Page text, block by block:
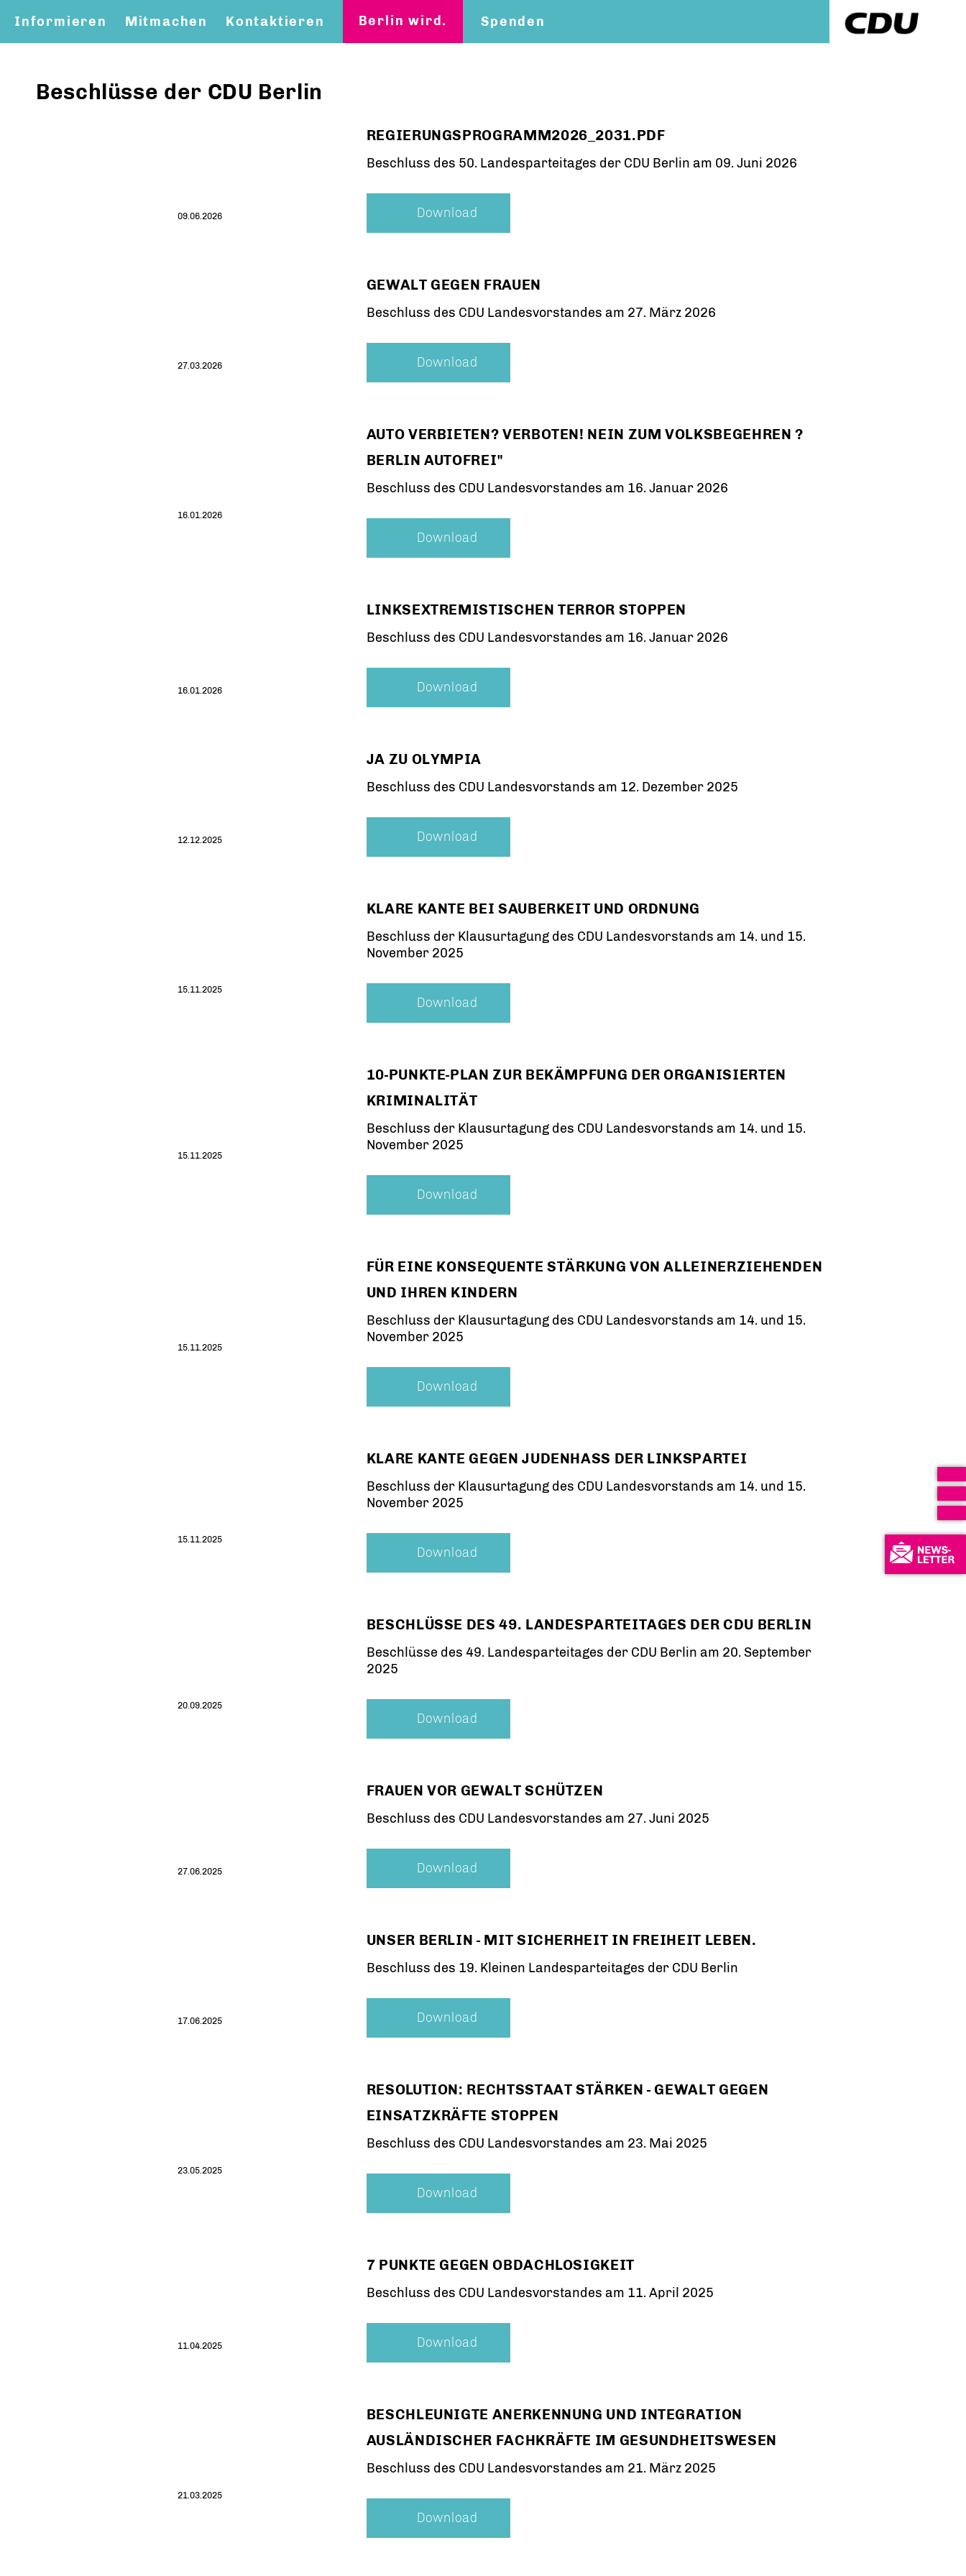
Informieren Mitmachen Kontaktieren Berlin wird. Spenden
Beschlüsse der CDU Berlin
09.06.2026
REGIERUNGSPROGRAMM2026_2031.PDF
Beschluss des 50. Landesparteitages der CDU Berlin am 09. Juni 2026
Download
27.03.2026
GEWALT GEGEN FRAUEN
Beschluss des CDU Landesvorstandes am 27. März 2026
Download
16.01.2026
AUTO VERBIETEN? VERBOTEN! NEIN ZUM VOLKSBEGEHREN ?
BERLIN AUTOFREI"
Beschluss des CDU Landesvorstandes am 16. Januar 2026
Download
16.01.2026
LINKSEXTREMISTISCHEN TERROR STOPPEN
Beschluss des CDU Landesvorstandes am 16. Januar 2026
Download
12.12.2025
JA ZU OLYMPIA
Beschluss des CDU Landesvorstands am 12. Dezember 2025
Download
15.11.2025
KLARE KANTE BEI SAUBERKEIT UND ORDNUNG
Beschluss der Klausurtagung des CDU Landesvorstands am 14. und 15.
November 2025
Download
15.11.2025
10-PUNKTE-PLAN ZUR BEKÄMPFUNG DER ORGANISIERTEN
KRIMINALITÄT
Beschluss der Klausurtagung des CDU Landesvorstands am 14. und 15.
November 2025
Download
15.11.2025
FÜR EINE KONSEQUENTE STÄRKUNG VON ALLEINERZIEHENDEN
UND IHREN KINDERN
Beschluss der Klausurtagung des CDU Landesvorstands am 14. und 15.
November 2025
Download
15.11.2025
KLARE KANTE GEGEN JUDENHASS DER LINKSPARTEI
Beschluss der Klausurtagung des CDU Landesvorstands am 14. und 15.
November 2025
Download
20.09.2025
BESCHLÜSSE DES 49. LANDESPARTEITAGES DER CDU BERLIN
Beschlüsse des 49. Landesparteitages der CDU Berlin am 20. September
2025
Download
27.06.2025
FRAUEN VOR GEWALT SCHÜTZEN
Beschluss des CDU Landesvorstandes am 27. Juni 2025
Download
17.06.2025
UNSER BERLIN - MIT SICHERHEIT IN FREIHEIT LEBEN.
Beschluss des 19. Kleinen Landesparteitages der CDU Berlin
Download
23.05.2025
RESOLUTION: RECHTSSTAAT STÄRKEN - GEWALT GEGEN
EINSATZKRÄFTE STOPPEN
Beschluss des CDU Landesvorstandes am 23. Mai 2025
Download
11.04.2025
7 PUNKTE GEGEN OBDACHLOSIGKEIT
Beschluss des CDU Landesvorstandes am 11. April 2025
Download
21.03.2025
BESCHLEUNIGTE ANERKENNUNG UND INTEGRATION
AUSLÄNDISCHER FACHKRÄFTE IM GESUNDHEITSWESEN
Beschluss des CDU Landesvorstandes am 21. März 2025
Download